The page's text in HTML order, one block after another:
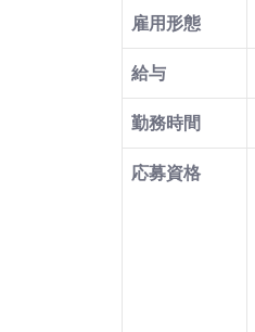
雇用形態
給与
勤務時間
応募資格